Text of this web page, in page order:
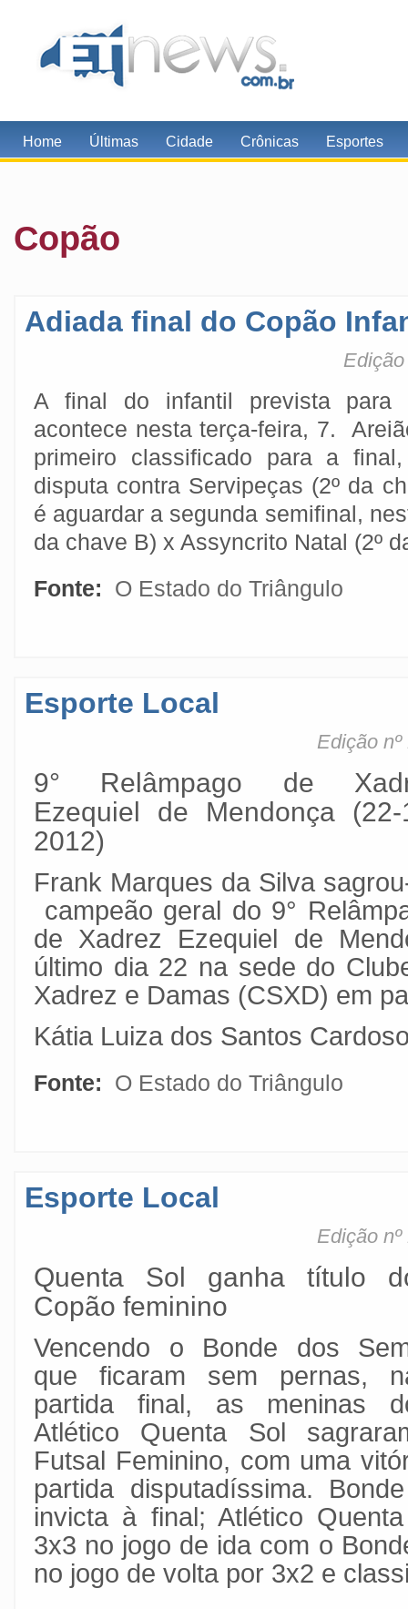
Home Últimas Cidade Crônicas Esportes
Copão
Adiada final do Copão
A final do infantil prevista
acontece nesta terça-feira, 7.
primeiro classificado para a
disputa contra Servipeças (2º da
é aguardar a segunda semifinal,
da chave B) x Assyncrito Natal (2º
Fonte:
O Estado do Triângulo
Esporte Local
Edição
9° Relâmpago de
Ezequiel de Mendonça (22-
2012)
Frank Marques da Silva
campeão geral do 9°
de Xadrez Ezequiel de
último dia 22 na sede do
Xadrez e Damas (CSXD) em
Kátia Luiza dos Santos
Fonte: O Estado do Triângulo
Esporte Local
Edição
Quenta Sol ganha título
Copão feminino
Vencendo o Bonde dos
que ficaram sem pernas,
partida final, as meninas
Atlético Quenta Sol
Futsal Feminino, com uma
partida disputadíssima.
invicta à final; Atlético
3x3 no jogo de ida com o
no jogo de volta por 3x2 e